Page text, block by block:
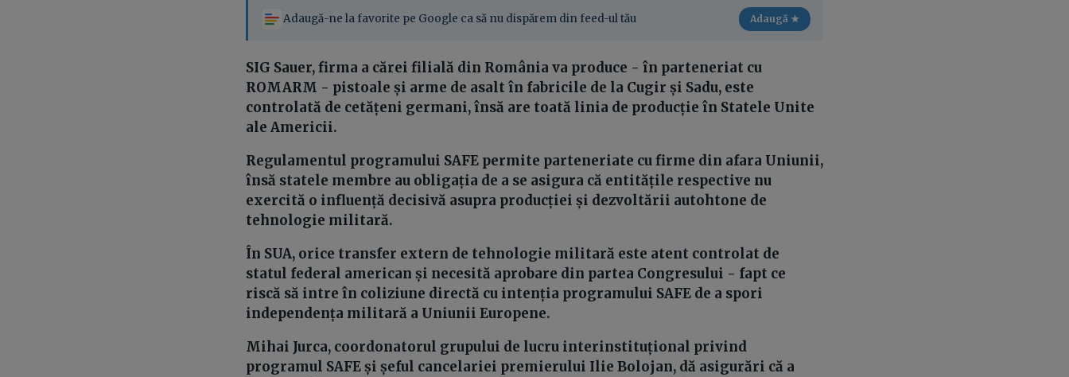
Adaugă-ne la favorite pe Google ca să nu dispărem din feed-ul tău Adaugă ★
SIG Sauer, firma a cărei filială din România va produce - în parteneriat cu
ROMARM - pistoale și arme de asalt în fabricile de la Cugir și Sadu, este
controlată de cetățeni germani, însă are toată linia de producție în Statele Unite
ale Americii.
Regulamentul programului SAFE permite parteneriate cu firme din afara Uniunii,
însă statele membre au obligația de a se asigura că entitățile respective nu
exercită o influență decisivă asupra producției și dezvoltării autohtone de
tehnologie militară.
În SUA, orice transfer extern de tehnologie militară este atent controlat de
statul federal american și necesită aprobare din partea Congresului - fapt ce
riscă să intre în coliziune directă cu intenția programului SAFE de a spori
independența militară a Uniunii Europene.
Mihai Jurca, coordonatorul grupului de lucru interinstituțional privind
programul SAFE și șeful cancelariei premierului Ilie Bolojan, dă asigurări că a